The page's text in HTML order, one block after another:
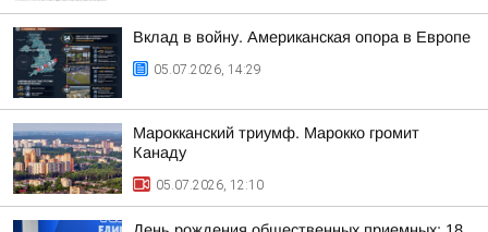
Вклад в войну. Американская опора в Европе
05.07.2026, 14:29
Марокканский триумф. Марокко громит
Канаду
05.07.2026, 12:10